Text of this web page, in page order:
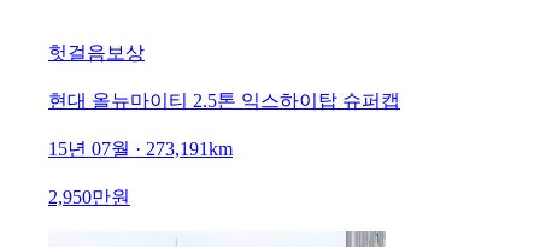
헛걸음보상
현대 올뉴마이티 2.5톤 익스하이탑 슈퍼캡
15년 07월 · 273,191km
2,950만원